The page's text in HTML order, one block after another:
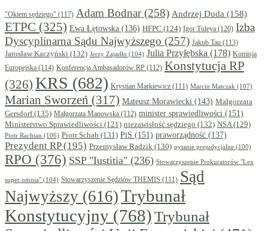
"Okiem sędziego" (117) Adam Bodnar(258) Andrzej Duda (158)
ETPC (325) Ewa Łętowska (136) HFPC (124) Igor Tuleya (120) Izba
Dyscyplinarna Sądu Najwyższego (257) Jakub Tau (113)
Jarosław Kaczyński (132) Jerzy Zajadło (104) Julia Przyłębska (178) Komisja
Europejska (114) Konferencja Ambasadorów RP (112) Konstytucja RP
(326) KRS (682) Krystian Markiewicz (111) Marcin Matczak (107)
Marian Sworzeń (317) Mateusz Morawiecki (143) Małgorzata
Gersdorf(135) Małgorzata Manowska (112) minister sprawiedliwości (151)
Ministerstwo Sprawiedliwości (121) niezawisłość sędziego (132) NSA(129)
Piotr Rachtan (106) Piotr Schab (131) PiS (151) praworządność (137)
Prezydent RP(195) Przemysław Radzik (130) pytanie prejudycjalne (100)
RPO (376) SSP "Iustitia" (236) Stowarzyszenie Prokuratorów "Lex
super omnia" (104) Stowarzyszenie Sędziów THEMIS (111) Sąd
Najwyższy (616)Trybunał
Konstytucyjny (768)Trybunał